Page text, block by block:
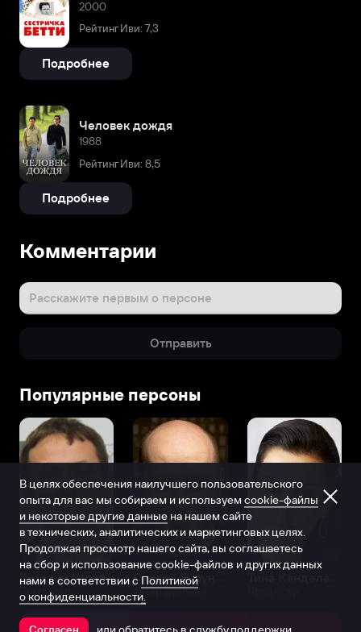
2000
Рейтинг Иви: 7,3
Подробнее
Человек дождя
1988
Рейтинг Иви: 8,5
Подробнее
Комментарии
Расскажите первым о персоне
Отправить
Популярные персоны
Виталий Шляппо
Продюсер Актёр дубляжа
В целях обеспечения наилучшего пользовательского
опыта для вас мы собираем и используем cookie-файлы
и некоторые другие данные на нашем сайте
в технических, аналитических и маркетинговых целях.
Продолжая просмотр нашего сайта, вы соглашаетесь
на сбор и использование cookie-файлов и других данных
нами в соответствии с Политикой
о конфиденциальности.